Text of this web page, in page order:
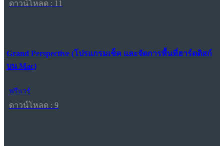
ดาวน์โหลด : 11
Grand Perspective (โปรแกรมเช็ค และจัดการพื้นที่ฮาร์ดดิสก์
บน Mac)
ฟรีแวร์
ดาวน์โหลด : 9